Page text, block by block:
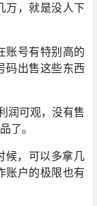
万，就是没人下
账号有特别高的
码出售这些东西
润可观，没有售
了。
候，可以多拿几
账户的极限也有